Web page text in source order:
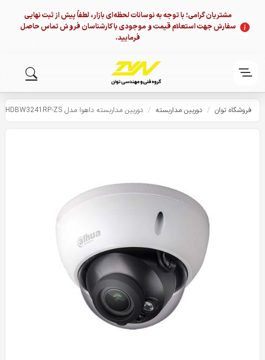
مشتریان گرامی؛ با توجه به نوسانات لحظه‌ای بازار، لطفاً پیش از ثبت نهایی
سفارش جهت استعلام قیمت و موجودی با کارشناسان فروش تماس حاصل
فرمایید.
فروشگاه توان / دوربین مداربسته / دوربین مداربسته داهوا مدل HDBW3241RP-ZS